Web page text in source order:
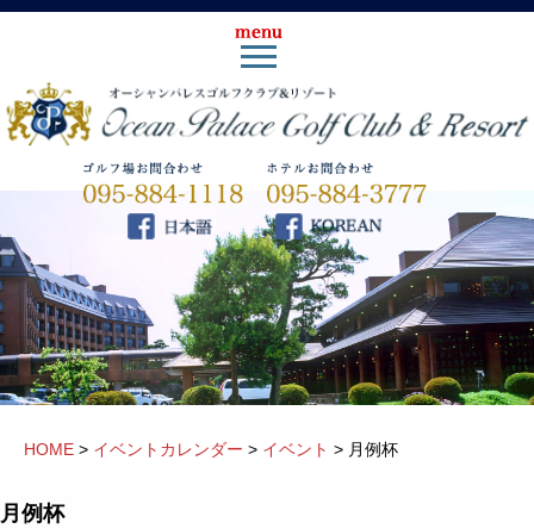
HOME > イベントカレンダー > イベント > 月例杯
月例杯